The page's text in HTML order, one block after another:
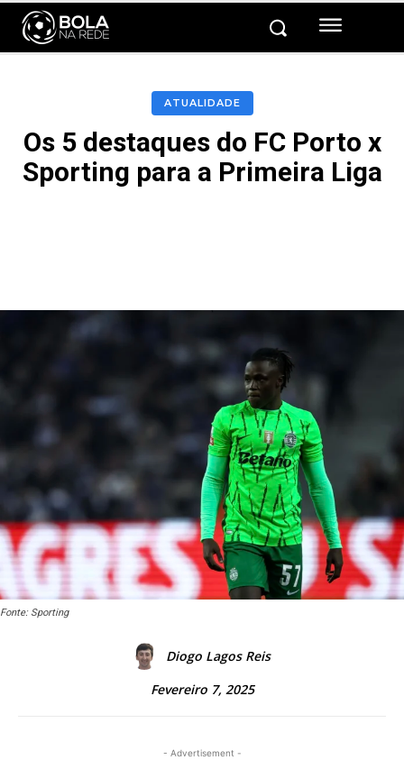
ATUALIDADE
Os 5 destaques do FC Porto x
Sporting para a Primeira Liga
Fonte: Sporting
Diogo Lagos Reis
Fevereiro 7, 2025
- Advertisement -